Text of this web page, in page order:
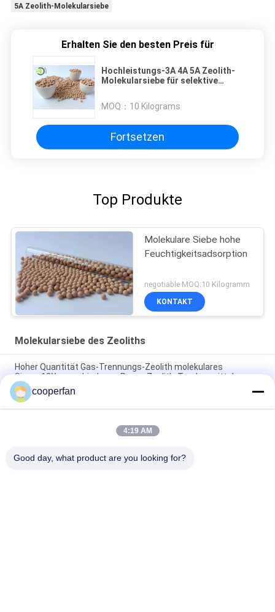
5A Zeolith-Molekularsiebe
Erhalten Sie den besten Preis für
Hochleistungs-3A 4A 5A Zeolith-
Molekularsiebe für selektive
MOQ： 10 Kilograms
Fortsetzen
Top Produkte
Molekulare Siebe hohe
Feuchtigkeitsadsorption
negotiable MOQ:10 Kilogramm
KONTAKT
Molekularsiebe des Zeoliths
Hoher Quantität Gas-Trennungs-Zeolith molekulares
Sieves13X, verschiedenes Poren-Zeolith-Trockenmittel
Isolierendes hohles Glaszeolith-Molekularsieb-trocknendes
Feuchtigkeits
Molekularsieb-trocknende Kugel 3A 4A 5A 13X für Erdgas-
cooperfan
4:19 AM
Good day, what product are you looking for?